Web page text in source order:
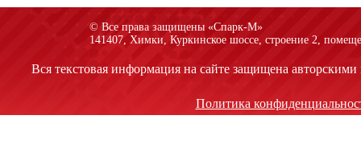
© Все права защищены «Спарк-M»
141407, Химки, Куркинское шоссе, строение 2,
Вся текстовая информация на сайте защищена
Политика